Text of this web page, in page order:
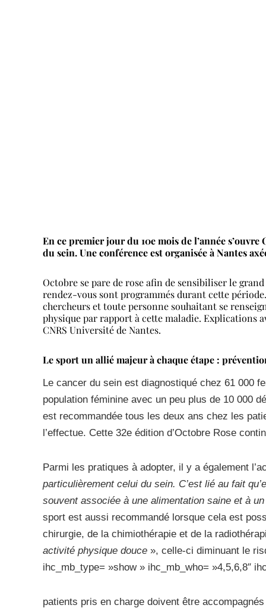
En ce premier jour du 10e mois de l’année
du sein. Une conférence est organisée à Nantes
Octobre se pare de rose afin de sensibiliser le
rendez-vous sont programmés durant cette
chercheurs et toute personne souhaitant se
physique par rapport à cette maladie. Explications
CNRS Université de Nantes.
Le sport un allié majeur à chaque étape :
Le cancer du sein est diagnostiqué chez 61 000
population féminine avec un peu plus de 10 000
est recommandée tous les deux ans chez les
l’effectue. Cette 32e édition d’Octobre Rose
Parmi les pratiques à adopter, il y a également
particulièrement celui du sein. C’est lié au fait
souvent associée à une alimentation saine et à
sport est aussi recommandé lorsque cela est
chirurgie, de la chimiothérapie et de la
activité physique douce », celle-ci diminuant le
ihc_mb_type= »show » ihc_mb_who= »4,5,6,8″
patients pris en charge doivent être